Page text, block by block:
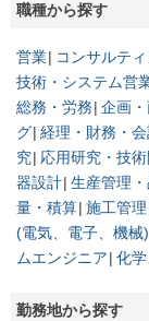
職種から探す
営業 コンサルテ
技術・システム営
総務・労務 企画
グ 経理・財務・
究 応用研究・技
器設計 生産管理
量・積算 施工管理
(電気、電子、機械)
ムエンジニア 化
勤務地から探す